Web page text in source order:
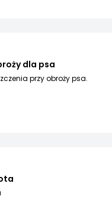
dla psa
przy obroży psa.